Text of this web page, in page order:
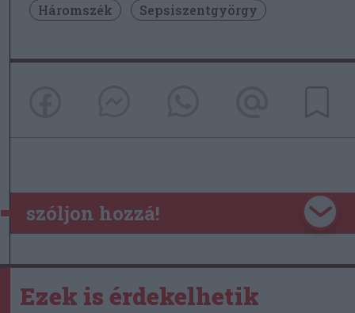
Háromszék Sepsiszentgyörgy
szóljon hozzá!
Ezek is érdekelhetik